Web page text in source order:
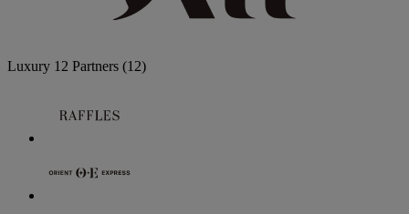
Luxury 12 Partners (12)